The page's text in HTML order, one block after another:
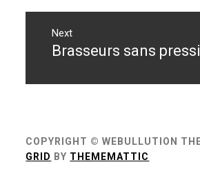
Next
Next
Brasseurs sans
COPYRIGHT © WEBULLUTION
GRID BY THEMEMATTIC